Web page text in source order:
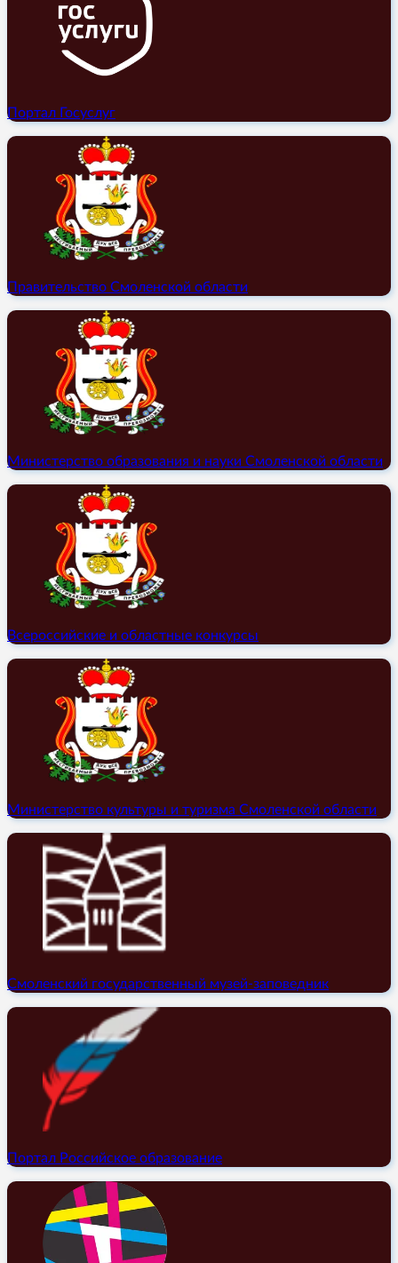
Портал Госуслуг
Правительство Смоленской области
Министерство образования и науки Смоленской области
Всероссийские и областные конкурсы
Министерство культуры и туризма Смоленской области
Смоленский государственный музей-заповедник
Портал Российское образование